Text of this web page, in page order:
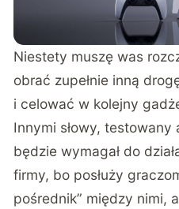
Niestety muszę was
obrać zupełnie inną
i celować w kolejny
Innymi słowy, testowany
będzie wymagał do
firmy, bo posłuży
pośrednik” między nimi,